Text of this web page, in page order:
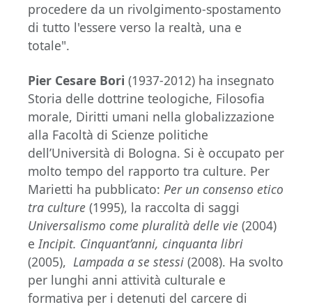
procedere da un rivolgimento-spostamento
di tutto l'essere verso la realtà, una e
totale".
Pier Cesare Bori (1937-2012) ha insegnato
Storia delle dottrine teologiche, Filosofia
morale, Diritti umani nella globalizzazione
alla Facoltà di Scienze politiche
dell’Università di Bologna. Si è occupato per
molto tempo del rapporto tra culture. Per
Marietti ha pubblicato: Per un consenso etico
tra culture (1995), la raccolta di saggi
Universalismo come pluralità delle vie (2004)
eIncipit. Cinquant’anni, cinquanta libri
(2005), Lampada a se stessi (2008). Ha svolto
per lunghi anni attività culturale e
formativa per i detenuti del carcere di